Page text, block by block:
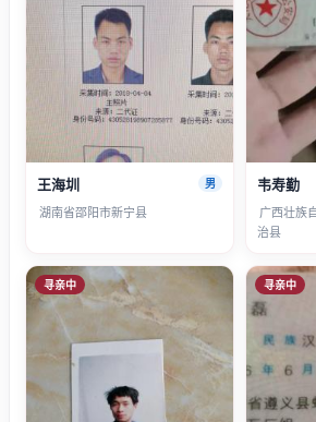
王海圳 男
湖南省邵阳市新宁县
韦寿勤
广西壮族
治县
寻亲中 寻亲中